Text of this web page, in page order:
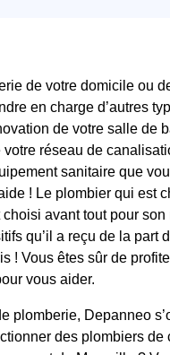
de votre domicile ou
en charge d’autres
de votre salle de
votre réseau de
sanitaire que
! Le plombier qui est
avant tout pour
qu’il a reçu de la part
! Vous êtes sûr de
vous aider.
plomberie, Depanneo
des plombiers